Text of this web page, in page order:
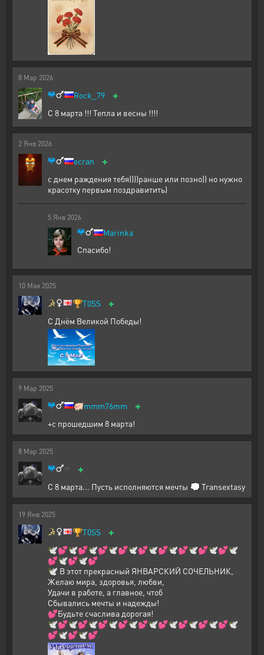
8 Мар 2026
Rock_79 +
С 8 марта !!! Тепла и весны !!!!
2 Янв 2026
ecran +
с днем раждения тебя))))ранше или позно)) но нужно
красотку первым поздравитить)
5 Янв 2026
Marinka
Спасибо!
10 Мая 2025
🏆T0SS +
С Днём Великой Победы!
9 Мар 2025
🐖mmm76mm +
+с прошедшим 8 марта!
8 Мар 2025
+
С 8 марта... Пусть исполняются мечты 💭 Transextasy
19 Янв 2025
🏆T0SS +
🕊️💕🕊️💕🕊️💕🕊️💕🕊️💕🕊️💕🕊️💕🕊️💕🕊️💕🕊️
💕🕊️💕🕊️💕
🕊️ В этот прекрасный ЯНВАРСКИЙ СОЧЕЛЬНИК,
Желаю мира, здоровья, любви,
Удачи в работе, а главное, чтоб
Сбывались мечты и надежды!
💕Будьте счаслива дорогая!
🕊️💕🕊️💕🕊️💕🕊️💕🕊️💕🕊️💕🕊️💕🕊️💕🕊️💕🕊️
💕🕊️💕🕊️💕